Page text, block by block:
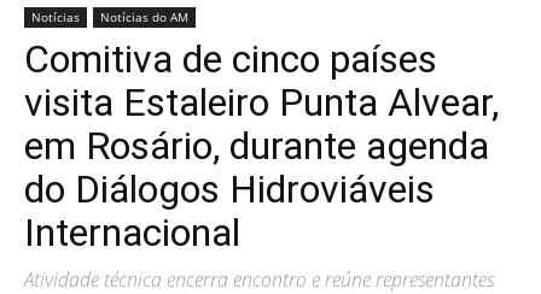
Notícias Notícias do AM
Comitiva de cinco países
visita Estaleiro Punta Alvear,
em Rosário, durante agenda
do Diálogos Hidroviáveis
Internacional
Atividade técnica encerra encontro e reúne representantes